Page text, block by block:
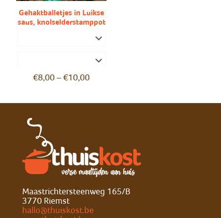
Gehaktballetjes in Luikse
saus, knolselderstamppot
€8,00 –€10,00
Maastrichtersteenweg 165/B
3770 Riemst
hallo@thuiskost.be